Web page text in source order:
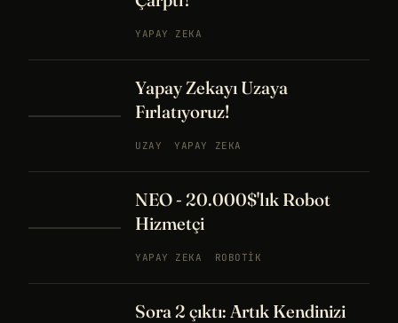
YAPAY ZEKA
Yapay Zekayı Uzaya
Fırlatıyoruz!
UZAY YAPAY ZEKA
NEO - 20.000$'lık Robot
Hizmetçi
YAPAY ZEKA ROBOTIK
Sora 2 çıktı: Artık Kendinizi